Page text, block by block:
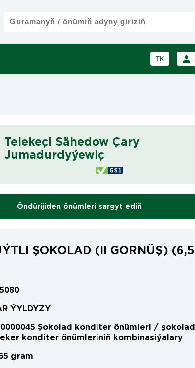
TK
RU
Telekeçi Sähedow Çary
Jumadurdyýewiç
Öndürijiden önümleri sargyt ediň
ŞOKOLAD (II GORNÜŞ)
ÝYLDYZY
Şokolad konditer önümleri /
konditer önümleriniň kombinasiýalary
gram